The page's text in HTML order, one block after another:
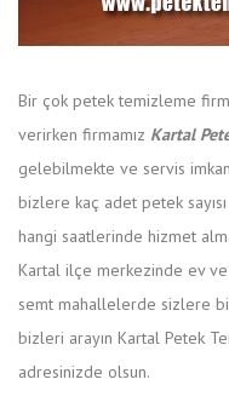
Bir çok petek temizleme
verirken firmamız Kartal
gelebilmekte ve servis
bizlere kaç adet petek
hangi saatlerinde hizmet
Kartal ilçe merkezinde ev
semt mahallelerde sizlere bir
bizleri arayın Kartal Petek
adresinizde olsun.